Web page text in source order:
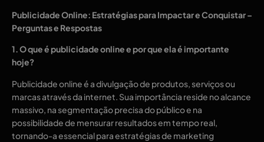
Publicidade Online: Estratégias para Impactar e Conquistar –
Perguntas e Respostas
1. O que é publicidade online e por que ela é importante
hoje?
Publicidade online é a divulgação de produtos, serviços ou
marcas através da internet. Sua importância reside no alcance
massivo, na segmentação precisa do público e na
possibilidade de mensurar resultados em tempo real,
tornando-a essencial para estratégias de marketing